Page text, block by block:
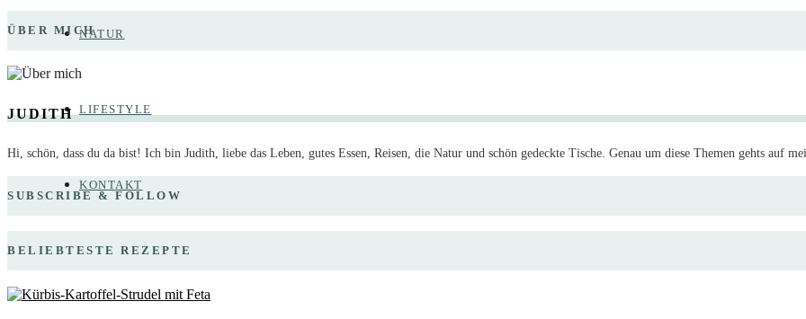
NATUR
LIFESTYLE
KONTAKT
ÜBER MICH
JUDITH
Hi, schön, dass du da bist! Ich bin Judith, liebe das Leben, gutes Essen, Reisen, die Natur und schön gedeckte Tische. Genau um diese Themen gehts auf
SUBSCRIBE & FOLLOW
BELIEBTESTE REZEPTE